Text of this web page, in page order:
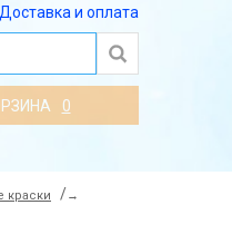
Доставка и оплата
0
краски
→